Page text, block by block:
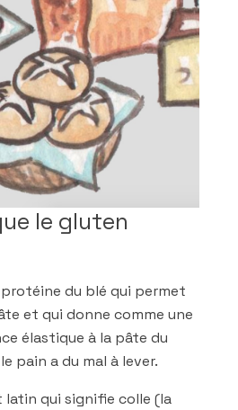
le gluten
du blé qui permet
et qui donne comme une
élastique à la pâte du
pain a du mal à lever.
latin qui signifie colle (la